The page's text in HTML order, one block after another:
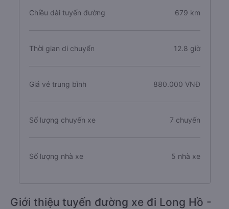
Chiều dài tuyến đường 679 km
Thời gian di chuyển 12.8 giờ
Giá vé trung bình 880.000 VNĐ
Số lượng chuyến xe 7 chuyến
Số lượng nhà xe 5 nhà xe
Giới thiệu tuyến đường xe đi Long Hồ -